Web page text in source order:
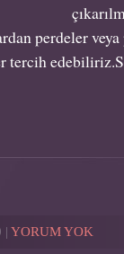
perdeler
tercih
| YORUM YOK